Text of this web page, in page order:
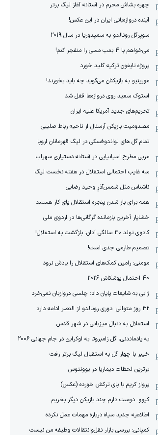
چهره بشاش محرم در آستانه آغاز لیگ برتر
آینده دروازه‌بانی ایران در این عکس!
سوپرگل رونالدو به سمپدوریا در سال 2019
می‌خواهم با 4 بمب مسی را منفجر کنم!
پروژه تایفون ترکیه کلید خورد
مورینیو به بازیکنان می‌گوید چه باید بخورند!
استوک سعید روی دروازه‌ها قفل شد
تحریم‌های جدید آمریکا علیه ایران
مصدومیت بازیکن آرسنال از ناحیه رباط صلیبی
تمام گل های لواندوفسکی در لیگ قهرمانان اروپا
مربی مطرح اسپانیایی در آستانه دستیاری سهراب
سه غایب احتمالی استقلال در هفته نخست لیگ
ناشناس مثل شمس‌آذرِ وحید رضایی
همه برای باز شدن پنجره استقلال پای کار هستند
خشایار آخرین بازمانده گرگانی‌ها در اردوی ملی
کادوی تولد 40 سالگی آدان: بازگشت به استقلال!
تصمیم طارمی جدی است!
مومنی: رامین کمک‌های استقلال را یادش نرود
40 احتمال پوشکاش 2026
ژابی به شایعات پایان داد: چلسی دروازبان نمی‌خرد
۳۲ روز متوالی: دوری رونالدو از النصر ادامه دارد
استقلال به دنبال میزبانی در شهر قدس
به یادماندنی، گل زامبروتا به اوکراین در جام جهانی 2006
خیبر با چهار گل به استقبال لیگ برتر رفت
برترین لحظات دیماریا در یوونتوس
پرواز کریم با پای ترکش خورده (عکس)
کیوو: دوست دارم چند بازیکن دیگر بخریم
اطلاعیه جدید سپاه درباره مهمات عمل نکرده
کمپانی: بررسی بازار نقل‌وانتقالات وظیفه من نیست